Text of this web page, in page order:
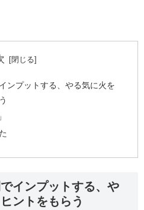
ンプットする、やる気に火を
インプットする、や
ントをもらう